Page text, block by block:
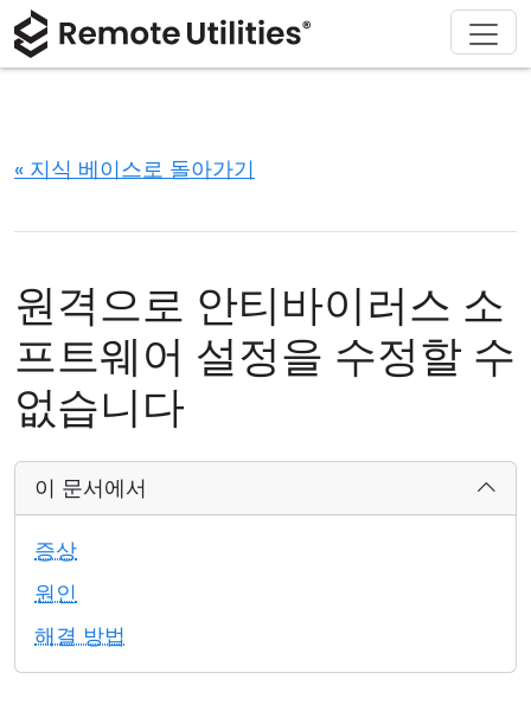
« 지식 베이스로 돌아가기
원격으로 안티바이러스 소
프트웨어 설정을 수정할 수
없습니다
이 문서에서
증상
원인
해결 방법
제품
연결 모드
무인 액세스
MSI 구성
클라우드 & 온프레미스
솔루션
정보 기술
다운로드
구매
지원
회사 소개